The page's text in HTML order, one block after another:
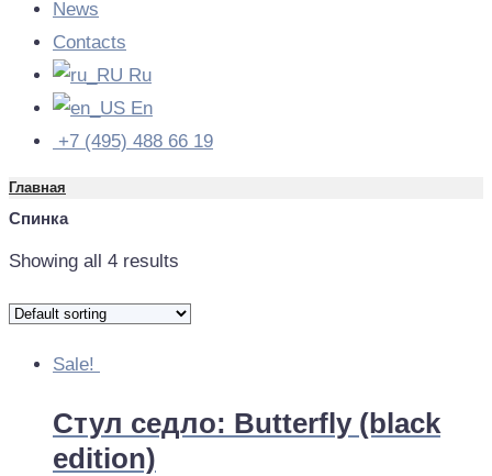
News
Contacts
Ru
En
+7 (495) 488 66 19
Главная
Спинка
Showing all 4 results
Sale!
Стул седло: Butterfly (black
edition)